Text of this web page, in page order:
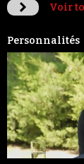
Voir
Personnalités